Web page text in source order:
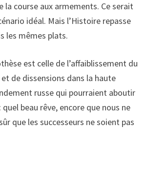
la course aux armements. Ce serait
idéal. Mais l’Histoire repasse
les mêmes plats.
est celle de l’affaiblissement du
de dissensions dans la haute
russe qui pourraient aboutir
beau rêve, encore que nous ne
que les successeurs ne soient pas